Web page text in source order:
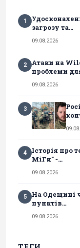
1
загрозу та...
09.08.2026
2
Атаки на
проблеми
09.08.2026
3
4
Історія про
МіГи" -...
09.08.2026
5
На Одещині
пунктів...
09.08.2026